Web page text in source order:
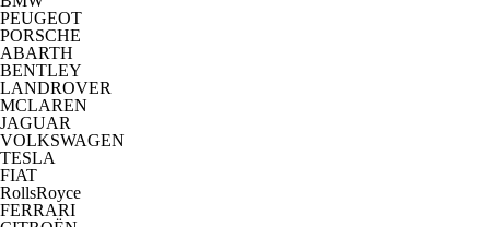
PEUGEOT
PORSCHE
ABARTH
BENTLEY
LANDROVER
MCLAREN
JAGUAR
VOLKSWAGEN
TESLA
FIAT
RollsRoyce
FERRARI